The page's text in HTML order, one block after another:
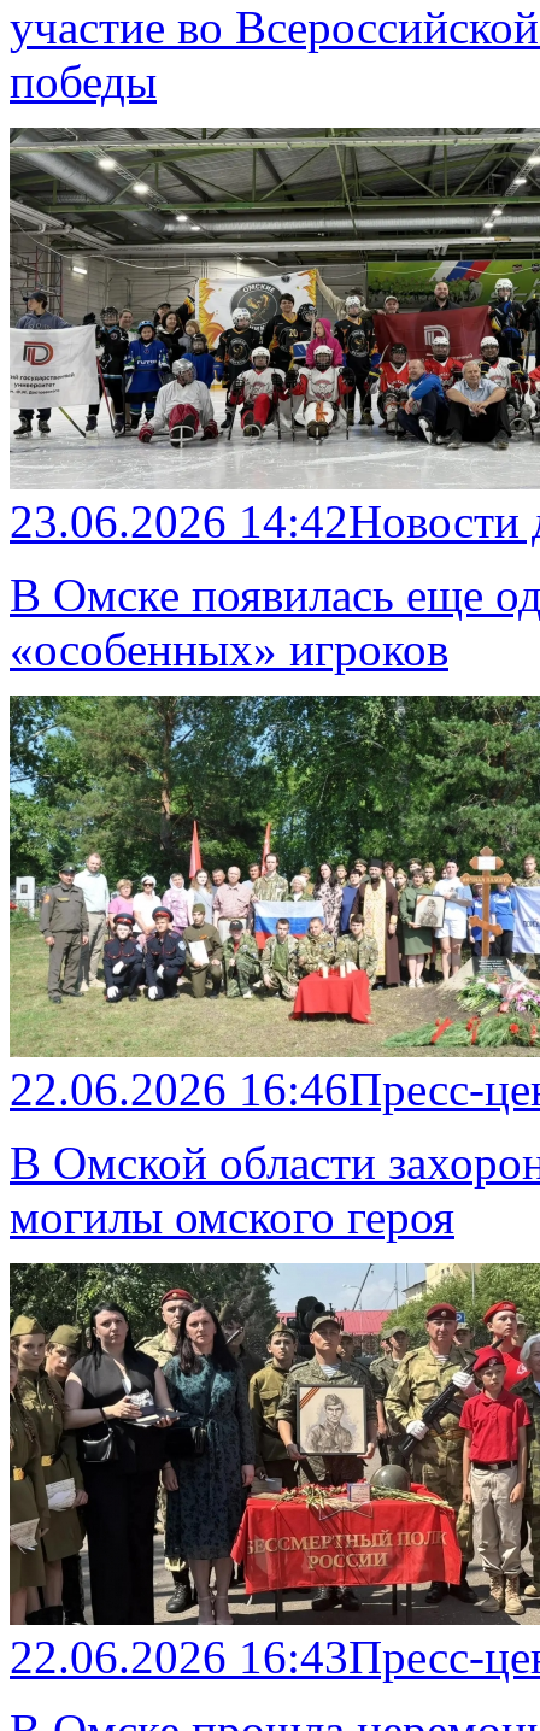
участие во
победы
23.06.2026 14:42
В Омске появилась еще
«особенных» игроков
22.06.2026 16:46Пресс-
В Омской области
могилы омского героя
22.06.2026 16:43Пресс-